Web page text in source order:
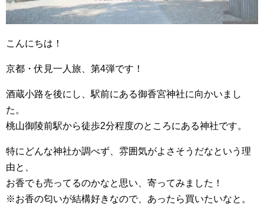
こんにちは！
京都・伏見一人旅、第4弾です！
酒蔵小路を後にし、駅前にある御香宮神社に向かいまし
た。
桃山御陵前駅から徒歩2分程度のところにある神社です。
特にどんな神社か調べず、雰囲気がよさそうだなという理
由と、
お香でも売ってるのかなと思い、寄ってみました！
※お香の匂いが結構好きなので、あったら買いたいなと。